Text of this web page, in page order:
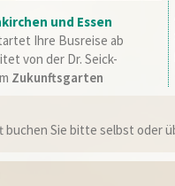
und Essen
Ihre Busreise ab
von der Dr. Seick-
Zukunftsgarten
Sie bitte selbst oder